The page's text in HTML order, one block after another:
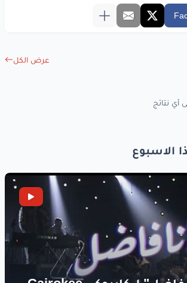
عرض الكل
أي نتائج
الاسبوع